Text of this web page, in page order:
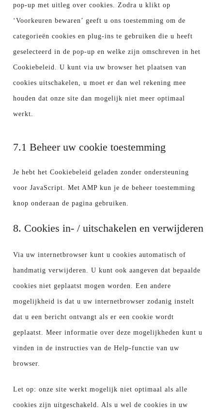
pop-up met uitleg over cookies. Zodra u klikt op
‘Voorkeuren bewaren’ geeft u ons toestemming om de
categorieën cookies en plug-ins te gebruiken die u heeft
geselecteerd in de pop-up en welke zijn omschreven in het
Cookiebeleid. U kunt via uw browser het plaatsen van
cookies uitschakelen, u moet er dan wel rekening mee
houden dat onze site dan mogelijk niet meer optimaal
werkt.
7.1 Beheer uw cookie toestemming
Je hebt het Cookiebeleid geladen zonder ondersteuning
voor JavaScript. Met AMP kun je de beheer toestemming
knop onderaan de pagina gebruiken.
8. Cookies in- / uitschakelen en verwijderen
Via uw internetbrowser kunt u cookies automatisch of
handmatig verwijderen. U kunt ook aangeven dat bepaalde
cookies niet geplaatst mogen worden. Een andere
mogelijkheid is dat u uw internetbrowser zodanig instelt
dat u een bericht ontvangt als er een cookie wordt
geplaatst. Meer informatie over deze mogelijkheden kunt u
vinden in de instructies van de Help-functie van uw
browser.
Let op: onze site werkt mogelijk niet optimaal als alle
cookies zijn uitgeschakeld. Als u wel de cookies in uw